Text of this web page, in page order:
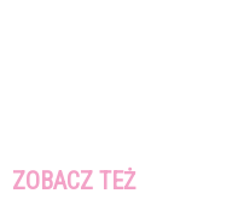
ZOBACZ TEŻ